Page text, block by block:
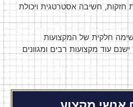
חזקות, חשיבה אסטרטגית ויכולת
חלקית של המקצועות
עוד מקצועות רבים ומגוונים